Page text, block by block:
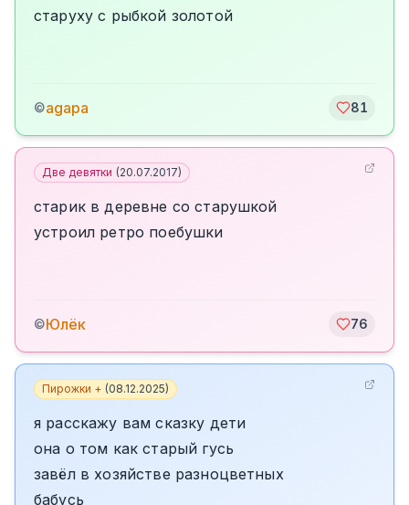
старуху с рыбкой золотой
©agapa 81
Две девятки (20.07.2017)
старик в деревне со старушкой
устроил ретро поебушки
©Юлёк 76
Пирожки + (08.12.2025)
я расскажу вам сказку дети
она о том как старый гусь
завёл в хозяйстве разноцветных
бабусь